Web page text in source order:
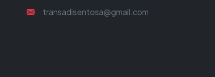
transadisentosa@gmail.com